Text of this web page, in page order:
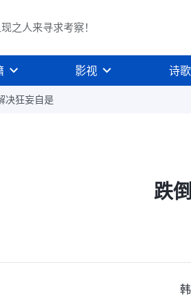
之人来寻求考察！
影视 诗歌
决狂妄自是
跌